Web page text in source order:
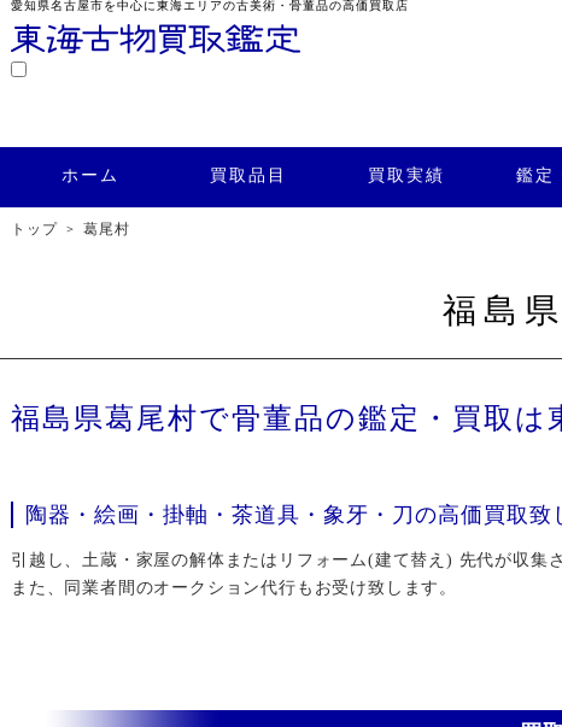
愛知県名古屋市を中心に東海エリアの古美術・骨董品の高価買取店
ホーム 買取品目 買取実績 鑑定
トップ 葛尾村
福島
福島県葛尾村で骨董品の鑑定・買取は
陶器・絵画・掛軸・茶道具・象牙・刀の高価買取致
引越し、土蔵・家屋の解体またはリフォーム(建て替え) 先代が収集
また、同業者間のオークション代行もお受け致します。